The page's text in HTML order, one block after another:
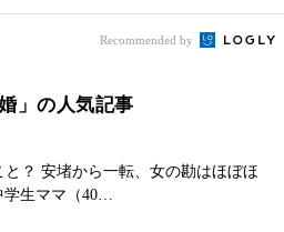
Recommended by
」の人気記事
と？ 安堵から一転、女の勘はほぼほ
学生ママ（40…